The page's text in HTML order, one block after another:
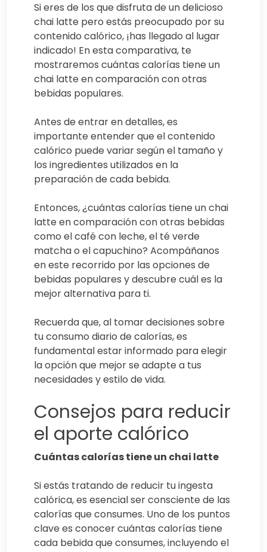
Si eres de los que disfruta de un delicioso
chai latte pero estás preocupado por su
contenido calórico, ¡has llegado al lugar
indicado! En esta comparativa, te
mostraremos cuántas calorías tiene un
chai latte en comparación con otras
bebidas populares.
Antes de entrar en detalles, es
importante entender que el contenido
calórico puede variar según el tamaño y
los ingredientes utilizados en la
preparación de cada bebida.
Entonces, ¿cuántas calorías tiene un chai
latte en comparación con otras bebidas
como el café con leche, el té verde
matcha o el capuchino? Acompáñanos
en este recorrido por las opciones de
bebidas populares y descubre cuál es la
mejor alternativa para ti.
Recuerda que, al tomar decisiones sobre
tu consumo diario de calorías, es
fundamental estar informado para elegir
la opción que mejor se adapte a tus
necesidades y estilo de vida.
Consejos para reducir
el aporte calórico
Cuántas calorías tiene un chai latte
Si estás tratando de reducir tu ingesta
calórica, es esencial ser consciente de las
calorías que consumes. Uno de los puntos
clave es conocer cuántas calorías tiene
cada bebida que consumes, incluyendo el